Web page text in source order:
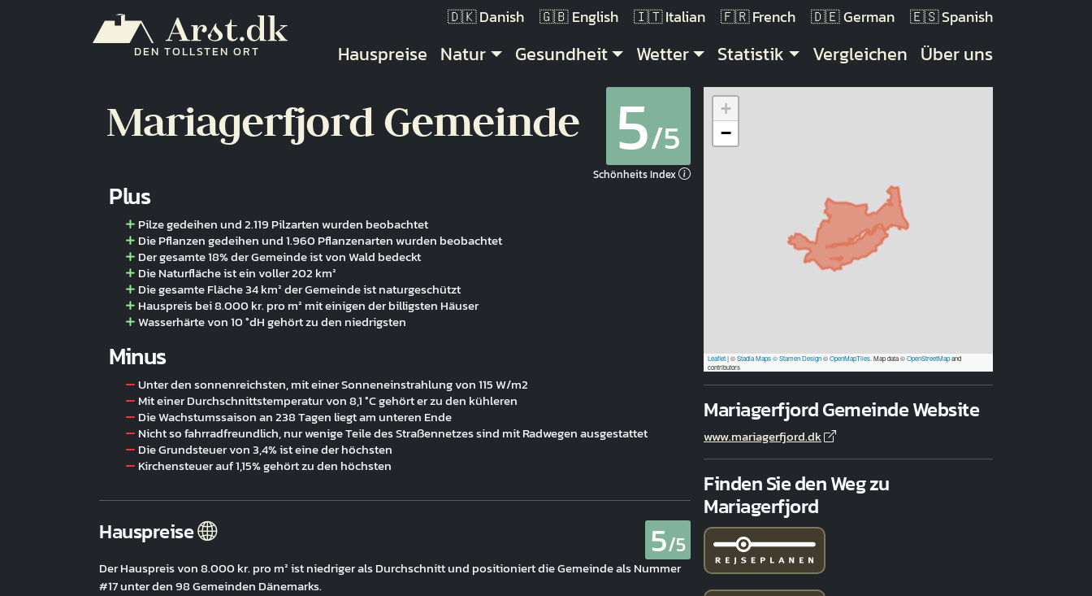
DEN TOLLSTEN ORT
Danish English Italian French German Spanish
Hauptnavigation
Hauspreise Natur Gesundheit Wetter Statistik Vergleichen Über uns
Mariagerfjord Gemeinde 5/5
Schönheits Index
Plus
Pilze gedeihen und 2.119 Pilzarten wurden beobachtet
Die Pflanzen gedeihen und 1.960 Pflanzenarten wurden beobachtet
Der gesamte 18% der Gemeinde ist von Wald bedeckt
Die Naturfläche ist ein voller 202 km²
Die gesamte Fläche 34 km² der Gemeinde ist naturgeschützt
Hauspreis bei 8.000 kr. pro m² mit einigen der billigsten Häuser
Wasserhärte von 10 °dH gehört zu den niedrigsten
Minus
Unter den sonnenreichsten, mit einer Sonneneinstrahlung von 115 W/m2
Mit einer Durchschnittstemperatur von 8,1 °C gehört er zu den kühleren
Die Wachstumssaison an 238 Tagen liegt am unteren Ende
Nicht so fahrradfreundlich, nur wenige Teile des Straßennetzes sind mit Radwegen ausgestattet
Die Grundsteuer von 3,4% ist eine der höchsten
Kirchensteuer auf 1,15% gehört zu den höchsten
Hauspreise 5/5
Der Hauspreis von 8.000 kr. pro m² ist niedriger als Durchschnitt und positioniert die Gemeinde als Nummer
#17 unter den 98 Gemeinden Dänemarks.
+
−
Leaflet|©Stadia Maps© Stamen Design©OpenMapTiles . Map data ©OpenStreetMapand
contributors
Mariagerfjord Gemeinde Website
www.mariagerfjord.dk
Finden Sie den Weg zu
Mariagerfjord